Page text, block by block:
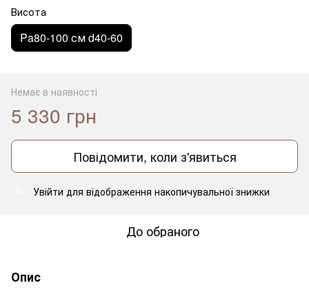
Висота
Pa80-100 см d40-60
Немає в наявності
5 330 грн
Повідомити, коли з'явиться
Увійти для відображення накопичувальної знижки
До обраного
Опис